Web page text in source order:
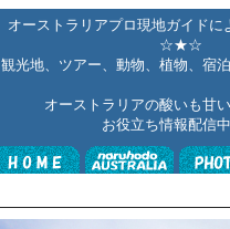
オーストラリアプロ現地ガイドに
☆★☆
観光地、ツアー、動物、植物、宿
オーストラリアの酸いも甘
お役立ち情報配信中